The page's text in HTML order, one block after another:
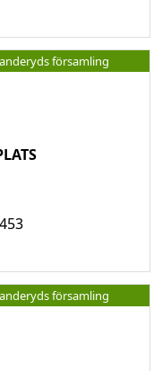
församling
församling